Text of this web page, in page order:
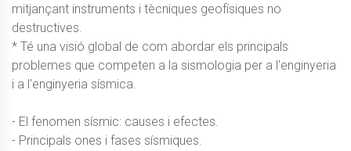
mitjançant instruments i tècniques geofísiques no
destructives.
* Té una visió global de com abordar els principals
problemes que competen a la sismologia per a l'enginyeria
i a l'enginyeria sísmica.
- El fenomen sísmic: causes i efectes.
- Principals ones i fases sísmiques.